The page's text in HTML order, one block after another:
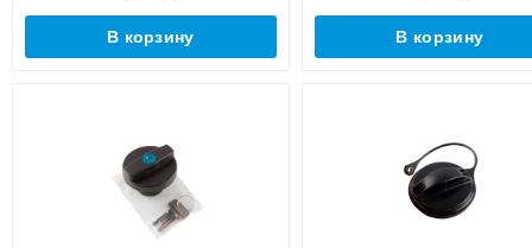
В корзину В корзину